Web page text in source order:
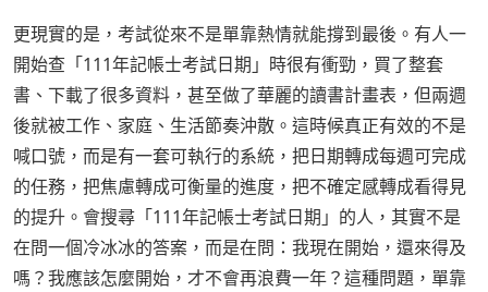
更現實的是，考試從來不是單靠熱情就能撐到最後。有人一
開始查「111年記帳士考試日期」時很有衝勁，買了整套
書、下載了很多資料，甚至做了華麗的讀書計畫表，但兩週
後就被工作、家庭、生活節奏沖散。這時候真正有效的不是
喊口號，而是有一套可執行的系統，把日期轉成每週可完成
的任務，把焦慮轉成可衡量的進度，把不確定感轉成看得見
的提升。會搜尋「111年記帳士考試日期」的人，其實不是
在問一個冷冰冰的答案，而是在問：我現在開始，還來得及
嗎？我應該怎麼開始，才不會再浪費一年？這種問題，單靠